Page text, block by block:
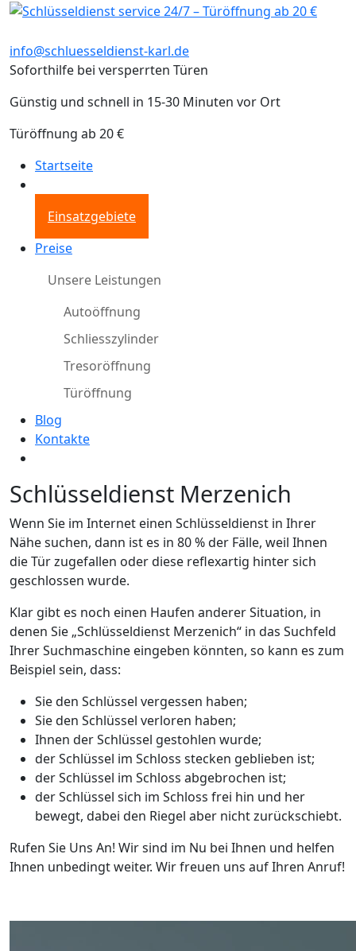
info@schluesseldienst-karl.de
Soforthilfe bei versperrten Türen
Günstig und schnell in 15-30 Minuten vor Ort
Türöffnung ab 20 €
Startseite
Einsatzgebiete
Preise
Unsere Leistungen
Autoöffnung
Schliesszylinder
Tresoröffnung
Türöffnung
Blog
Kontakte
Schlüsseldienst Merzenich
Wenn Sie im Internet einen Schlüsseldienst in Ihrer
Nähe suchen, dann ist es in 80 % der Fälle, weil Ihnen
die Tür zugefallen oder diese reflexartig hinter sich
geschlossen wurde.
Klar gibt es noch einen Haufen anderer Situation, in
denen Sie „Schlüsseldienst Merzenich“ in das Suchfeld
Ihrer Suchmaschine eingeben könnten, so kann es zum
Beispiel sein, dass:
Sie den Schlüssel vergessen haben;
Sie den Schlüssel verloren haben;
Ihnen der Schlüssel gestohlen wurde;
der Schlüssel im Schloss stecken geblieben ist;
der Schlüssel im Schloss abgebrochen ist;
der Schlüssel sich im Schloss frei hin und her
bewegt, dabei den Riegel aber nicht zurückschiebt.
Rufen Sie Uns An! Wir sind im Nu bei Ihnen und helfen
Ihnen unbedingt weiter. Wir freuen uns auf Ihren Anruf!